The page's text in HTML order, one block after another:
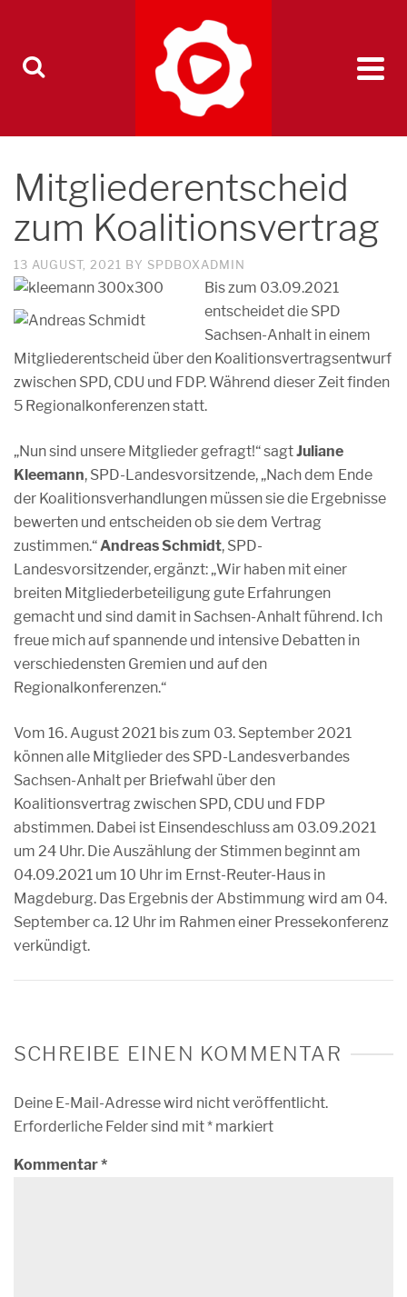
Mitgliederentscheid
zum Koalitionsvertrag
13 AUGUST, 2021 BY SPDBOXADMIN
Bis zum 03.09.2021
entscheidet die SPD
Sachsen-Anhalt in einem
Mitgliederentscheid über den Koalitionsvertragsentwurf
zwischen SPD, CDU und FDP. Während dieser Zeit finden
5 Regionalkonferenzen statt.
„Nun sind unsere Mitglieder gefragt!“ sagtJuliane
Kleemann, SPD-Landesvorsitzende, „Nach dem Ende
der Koalitionsverhandlungen müssen sie die Ergebnisse
bewerten und entscheiden ob sie dem Vertrag
zustimmen.“Andreas Schmidt, SPD-
Landesvorsitzender, ergänzt: „Wir haben mit einer
breiten Mitgliederbeteiligung gute Erfahrungen
gemacht und sind damit in Sachsen-Anhalt führend. Ich
freue mich auf spannende und intensive Debatten in
verschiedensten Gremien und auf den
Regionalkonferenzen.“
Vom 16. August 2021 bis zum 03. September 2021
können alle Mitglieder des SPD-Landesverbandes
Sachsen-Anhalt per Briefwahl über den
Koalitionsvertrag zwischen SPD, CDU und FDP
abstimmen. Dabei ist Einsendeschluss am 03.09.2021
um 24 Uhr. Die Auszählung der Stimmen beginnt am
04.09.2021 um 10 Uhr im Ernst-Reuter-Haus in
Magdeburg. Das Ergebnis der Abstimmung wird am 04.
September ca. 12 Uhr im Rahmen einer Pressekonferenz
verkündigt.
SCHREIBE EINEN KOMMENTAR
Deine E-Mail-Adresse wird nicht veröffentlicht.
Erforderliche Felder sind mit* markiert
Kommentar*